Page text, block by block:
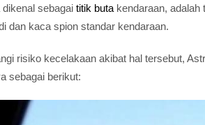
sebagai titik buta kendaraan, adalah
dan kaca spion standar kendaraan.
risiko kecelakaan akibat hal tersebut,
sebagai berikut: